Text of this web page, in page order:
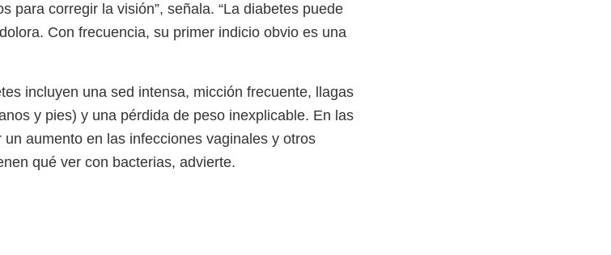
para corregir la visión”, señala. “La diabetes puede
Con frecuencia, su primer indicio obvio es una
incluyen una sed intensa, micción frecuente, llagas
y pies) y una pérdida de peso inexplicable. En las
aumento en las infecciones vaginales y otros
qué ver con bacterias, advierte.